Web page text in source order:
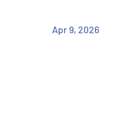
Apr 9, 2026